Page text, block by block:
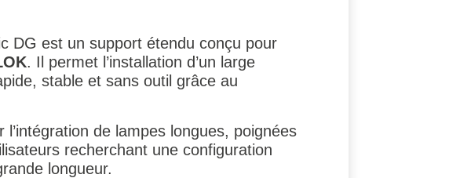
DG est un support étendu conçu pour
. Il permet l’installation d’un large
stable et sans outil grâce au
de lampes longues, poignées
recherchant une configuration
longueur.